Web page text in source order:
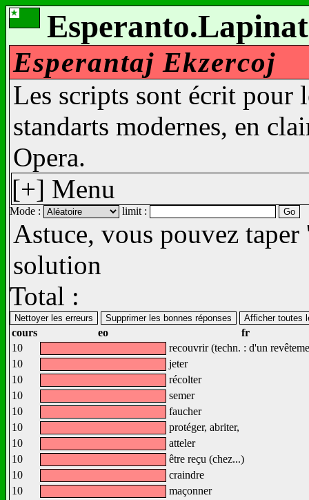
Esperantaj Ekzercoj
Les scripts sont écrit pour
standarts modernes, en
Opera.
[+] Menu
Mode : limit :
Astuce, vous pouvez
solution
Total :
cours eo
fr
10
recouvrir (techn. : d'un
10
jeter
10
récolter
10
semer
10
faucher
10
protéger, abriter,
10
atteler
10
être reçu (chez...)
10
craindre
10
maçonner